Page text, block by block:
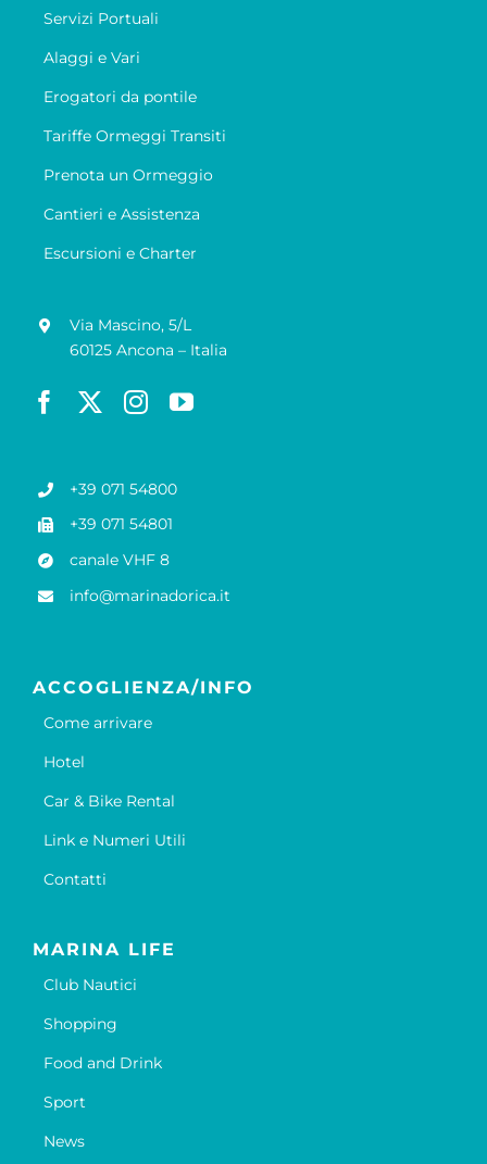
Servizi Portuali
Alaggi e Vari
Erogatori da pontile
Tariffe Ormeggi Transiti
Prenota un Ormeggio
Cantieri e Assistenza
Escursioni e Charter
Via Mascino, 5/L
60125 Ancona – Italia
+39 071 54800
+39 071 54801
canale VHF 8
info@marinadorica.it
ACCOGLIENZA/INFO
Come arrivare
Hotel
Car & Bike Rental
Link e Numeri Utili
Contatti
MARINA LIFE
Club Nautici
Shopping
Food and Drink
Sport
News